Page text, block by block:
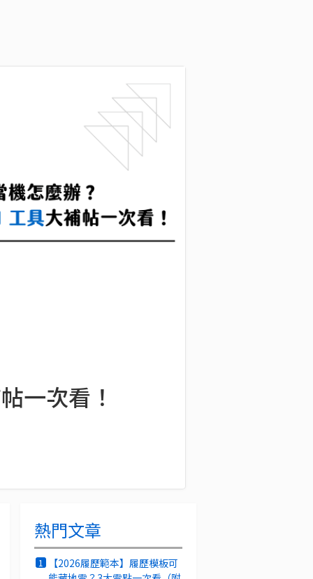
一次看！
熱門文章
1
【2026履歷範本】履歷模板可